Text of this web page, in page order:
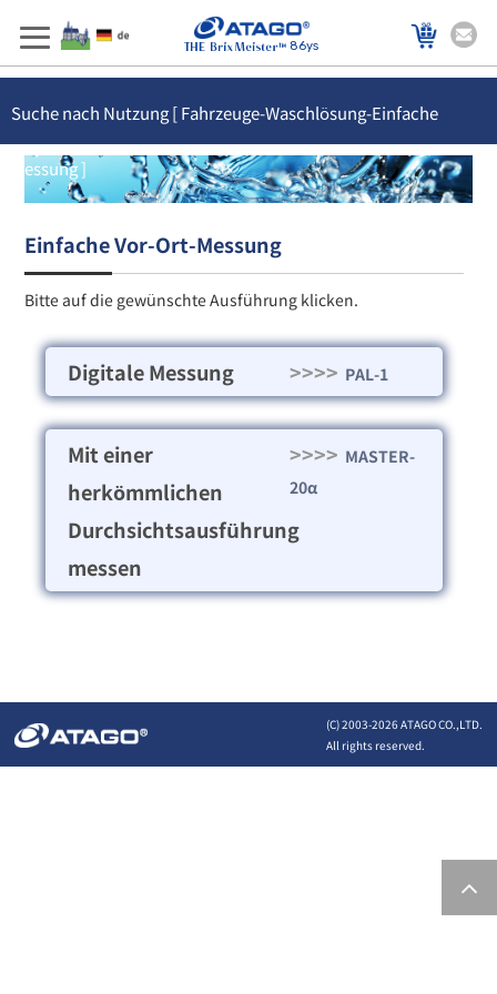
86ys
Suche nach Nutzung [ Fahrzeuge-Waschlösung-Einfache
Messung ]
Einfache Vor-Ort-Messung
Bitte auf die gewünschte Ausführung klicken.
Digitale Messung >>>> PAL-1
Mit einer
herkömmlichen
Durchsichtsausführung
messen
>>>> MASTER-
20α
(C) 2003-2026 ATAGO CO.,LTD.
All rights reserved.